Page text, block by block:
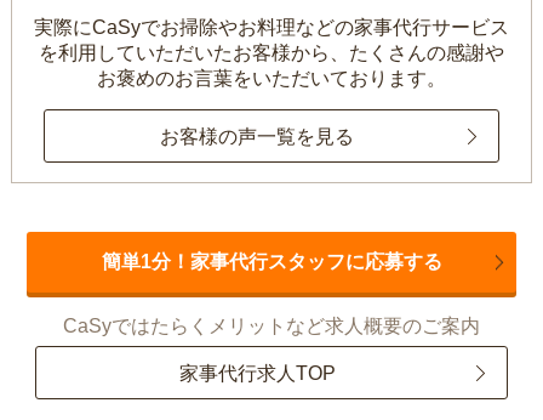
実際にCaSyでお掃除やお料理などの家事代行サービス
を利用していただいたお客様から、 たくさんの感謝や
お褒めのお言葉をいただいております。
お客様の声一覧を見る
簡単1分！家事代行スタッフに応募する
CaSyではたらくメリットなど求人概要のご案内
家事代行求人TOP